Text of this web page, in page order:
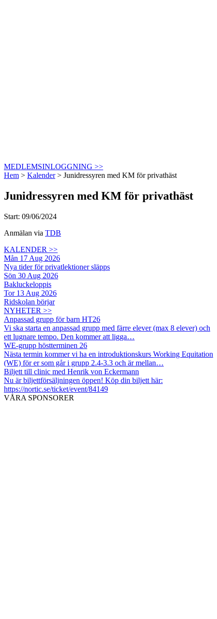
MEDLEMSINLOGGNING >>
Hem > Kalender> Junidressyren med KM för privathäst
Junidressyren med KM för privathäst
Start: 09/06/2024
Anmälan via TDB
KALENDER >>
Mån 17 Aug 2026
Nya tider för privatlektioner släpps
Sön 30 Aug 2026
Bakluckeloppis
Tor 13 Aug 2026
Ridskolan börjar
NYHETER >>
Anpassad grupp för barn HT26
Vi ska starta en anpassad grupp med färre elever (max 8 elever) och
ett lugnare tempo. Den kommer att ligga…
WE-grupp höstterminen 26
Nästa termin kommer vi ha en introduktionskurs Working Equitation
(WE) för er som går i grupp 2.4-3.3 och är mellan…
Biljett till clinic med Henrik von Eckermann
Nu är biljettförsäljningen öppen! Köp din biljett här:
https://nortic.se/ticket/event/84149
VÅRA SPONSORER